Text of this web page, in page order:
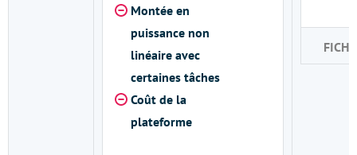
Montée en
puissance non
linéaire avec
certaines tâches
Coût de la
plateforme